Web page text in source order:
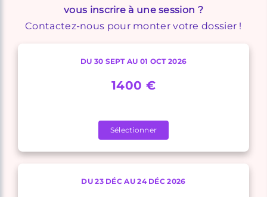
vous inscrire à une session ?
Contactez-nous pour monter votre dossier !
DU 30 SEPT AU 01 OCT 2026
1400 €
Sélectionner
DU 23 DÉC AU 24 DÉC 2026